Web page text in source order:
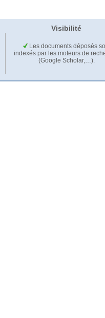
Visibilité
Les documents déposés
indexés par les moteurs de
(Google Scholar,…).